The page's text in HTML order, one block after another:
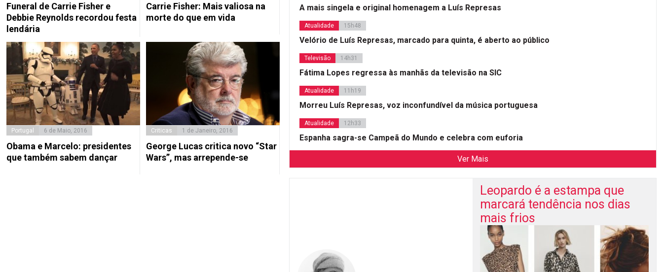
Funeral de Carrie Fisher e
Debbie Reynolds recordou festa
lendária
Carrie Fisher: Mais valiosa na
morte do que em vida
Portugal 6 de Maio, 2016
Obama e Marcelo: presidentes
que também sabem dançar
Criticas 1 de Janeiro, 2016
George Lucas critica novo “Star
Wars”, mas arrepende-se
A mais singela e original homenagem a Luís Represas
Atualidade 15h48
Velório de Luís Represas, marcado para quinta, é aberto ao público
Televisão 14h31
Fátima Lopes regressa às manhãs da televisão na SIC
Atualidade 11h19
Morreu Luís Represas, voz inconfundível da música portuguesa
Atualidade 12h33
Espanha sagra-se Campeã do Mundo e celebra com euforia
Ver Mais
Leopardo é a estampa que
marcará tendência nos dias
mais frios